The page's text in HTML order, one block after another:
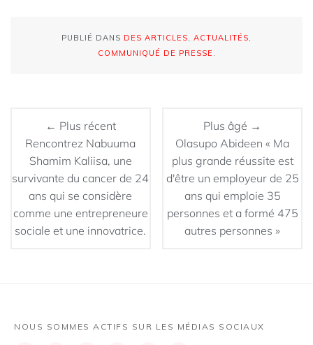
PUBLIÉ DANS DES ARTICLES, ACTUALITÉS,
COMMUNIQUÉ DE PRESSE .
← Plus récent
Rencontrez Nabuuma
Shamim Kaliisa, une
survivante du cancer de 24
ans qui se considère
comme une entrepreneure
sociale et une innovatrice.
Plus âgé →
Olasupo Abideen « Ma
plus grande réussite est
d'être un employeur de 25
ans qui emploie 35
personnes et a formé 475
autres personnes »
NOUS SOMMES ACTIFS SUR LES MÉDIAS SOCIAUX